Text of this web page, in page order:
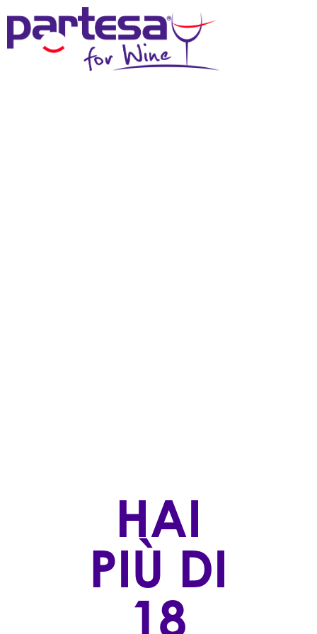
NEWS DAI
ABRAXAS - NEW ENTRY
PODERE POGGIO SCALETTE - NEW ENTRY
HAI
PIÙ DI
18